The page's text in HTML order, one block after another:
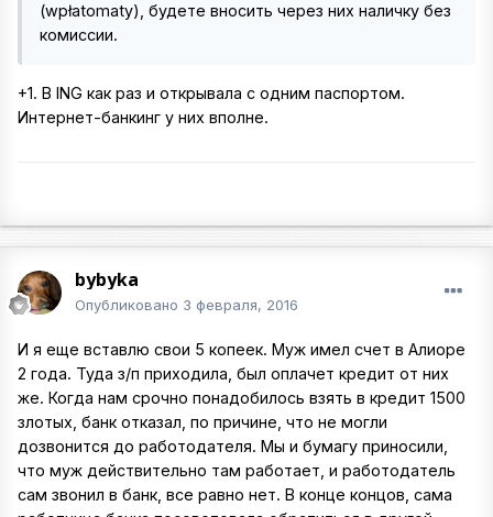
(wpłatomaty), будете вносить через них наличку без
комиссии.
+1. В ING как раз и открывала с одним паспортом.
Интернет-банкинг у них вполне.
bybyka
Опубликовано 3 февраля, 2016
И я еще вставлю свои 5 копеек. Муж имел счет в Алиоре
2 года. Туда з/п приходила, был оплачет кредит от них
же. Когда нам срочно понадобилось взять в кредит 1500
злотых, банк отказал, по причине, что не могли
дозвонится до работодателя. Мы и бумагу приносили,
что муж действительно там работает, и работодатель
сам звонил в банк, все равно нет. В конце концов, сама